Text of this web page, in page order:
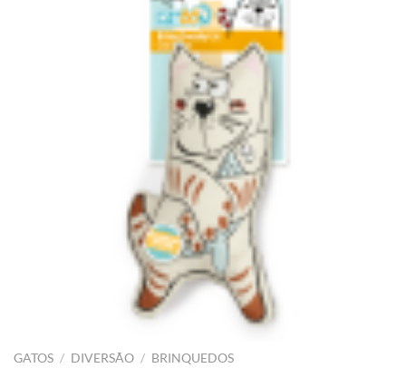
GATOS / DIVERSÃO / BRINQUEDOS